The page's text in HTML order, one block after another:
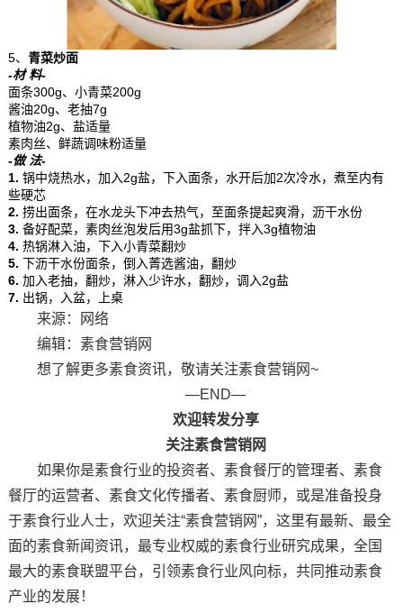
5、 青菜炒面
-材 料-
面条300g、小青菜200g
酱油20g、老抽7g
植物油2g、盐适量
素肉丝、鲜蔬调味粉适量
-做 法-
1. 锅中烧热水，加入2g盐，下入面条，水开后加2次冷水，煮至内有
些硬芯
2. 捞出面条，在水龙头下冲去热气，至面条提起爽滑，沥干水份
3. 备好配菜，素肉丝泡发后用3g盐抓下，拌入3g植物油
4. 热锅淋入油，下入小青菜翻炒
5. 下沥干水份面条，倒入菁选酱油，翻炒
6. 加入老抽，翻炒，淋入少许水，翻炒，调入2g盐
7. 出锅，入盆，上桌
来源：网络
编辑：素食营销网
想了解更多素食资讯，敬请关注素食营销网~
—END—
欢迎转发分享
关注素食营销网
如果你是素食行业的投资者、素食餐厅的管理者、素食
餐厅的运营者、素食文化传播者、素食厨师，或是准备投身
于素食行业人士，欢迎关注“素食营销网”，这里有最新、最全
面的素食新闻资讯，最专业权威的素食行业研究成果，全国
最大的素食联盟平台，引领素食行业风向标，共同推动素食
产业的发展！